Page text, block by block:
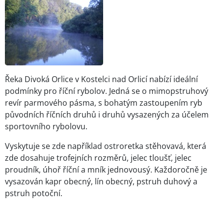
Řeka Divoká Orlice v Kostelci nad Orlicí nabízí ideální
podmínky pro říční rybolov. Jedná se o mimopstruhový
revír parmového pásma, s bohatým zastoupením ryb
původních říčních druhů i druhů vysazených za účelem
sportovního rybolovu.
Vyskytuje se zde například ostroretka stěhovavá, která
zde dosahuje trofejních rozměrů, jelec tloušť, jelec
proudník, úhoř říční a mník jednovousý. Každoročně je
vysazován kapr obecný, lín obecný, pstruh duhový a
pstruh potoční.